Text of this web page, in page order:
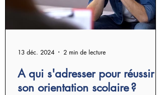
A qui s'adresser pour réussir
son orientation scolaire ?
13 déc. 2024 2 min de lecture